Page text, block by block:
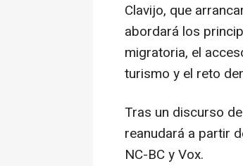
Clavijo, que
abordará los
migratoria, el
turismo y el reto
Tras un discurso
reanudará a partir
NC-BC y Vox.